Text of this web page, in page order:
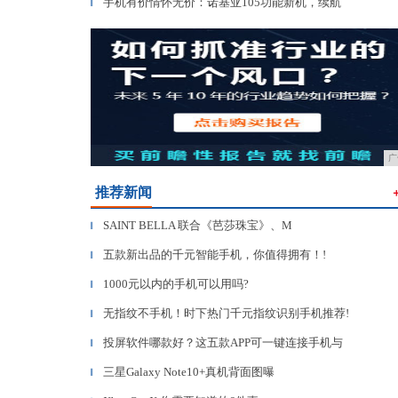
▎
推荐新闻
▎ SAINT BELLA 联合《芭莎珠宝》、M
▎ 五款新出品的千元智能手机，你值得拥有！!
▎ 1000元以内的手机可以用吗?
▎ 无指纹不手机！时下热门千元指纹识别手机推荐!
▎ 投屏软件哪款好？这五款APP可一键连接手机与
▎ 三星Galaxy Note10+真机背面图曝